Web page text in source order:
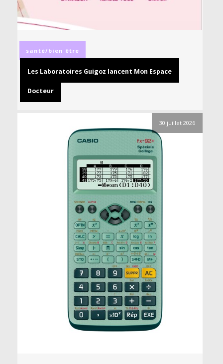
santé/bien être
Les Laboratoires Guigoz lancent Mon Espace
Docteur
30 juillet 2026